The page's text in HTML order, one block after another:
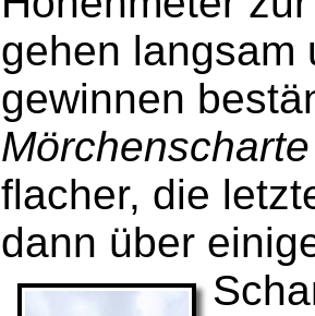
gehen langsam
gewinnen
Mörchenscharte
flacher, die
dann über